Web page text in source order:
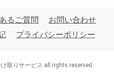
るご質問
お問い合わせ
プライバシーポリシー
取りサービス all rights reserved.